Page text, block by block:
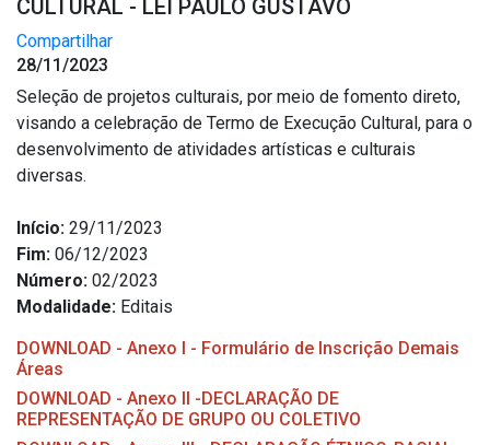
CULTURAL - LEI PAULO GUSTAVO
Compartilhar
28/11/2023
Seleção de projetos culturais, por meio de fomento direto,
visando a celebração de Termo de Execução Cultural, para o
desenvolvimento de atividades artísticas e culturais
diversas.
Início: 29/11/2023
Fim: 06/12/2023
Número: 02/2023
Modalidade: Editais
DOWNLOAD - Anexo I - Formulário de Inscrição Demais
Áreas
DOWNLOAD - Anexo II -DECLARAÇÃO DE
REPRESENTAÇÃO DE GRUPO OU COLETIVO